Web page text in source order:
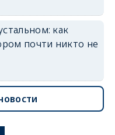
как
почти никто не